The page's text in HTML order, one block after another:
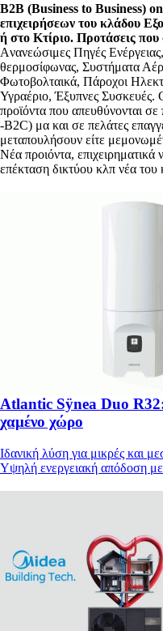
B2B (Business to Business)
επιχειρήσεων του κλάδου
ή στο Κτίριο. Προτάσεις
Aνανεώσιμες Πηγές
θερμοσίφωνας, Συστήματα
Φωτοβολταικά, Πάροχοι
Υγραέριο, Έξυπνες Συσκευές.
προϊόντα που απευθύνονται
-B2C) μα και σε πελάτες
μεταπουλήσουν είτε
Νέα προιόντα, επιχειρηματικά
επέκταση δικτύου κλπ νέα του
Atlantic Sÿnea Duo
χαμένο χώρο
Ιδανική λύση για μικρές και
Υψηλή ενεργειακή απόδοση